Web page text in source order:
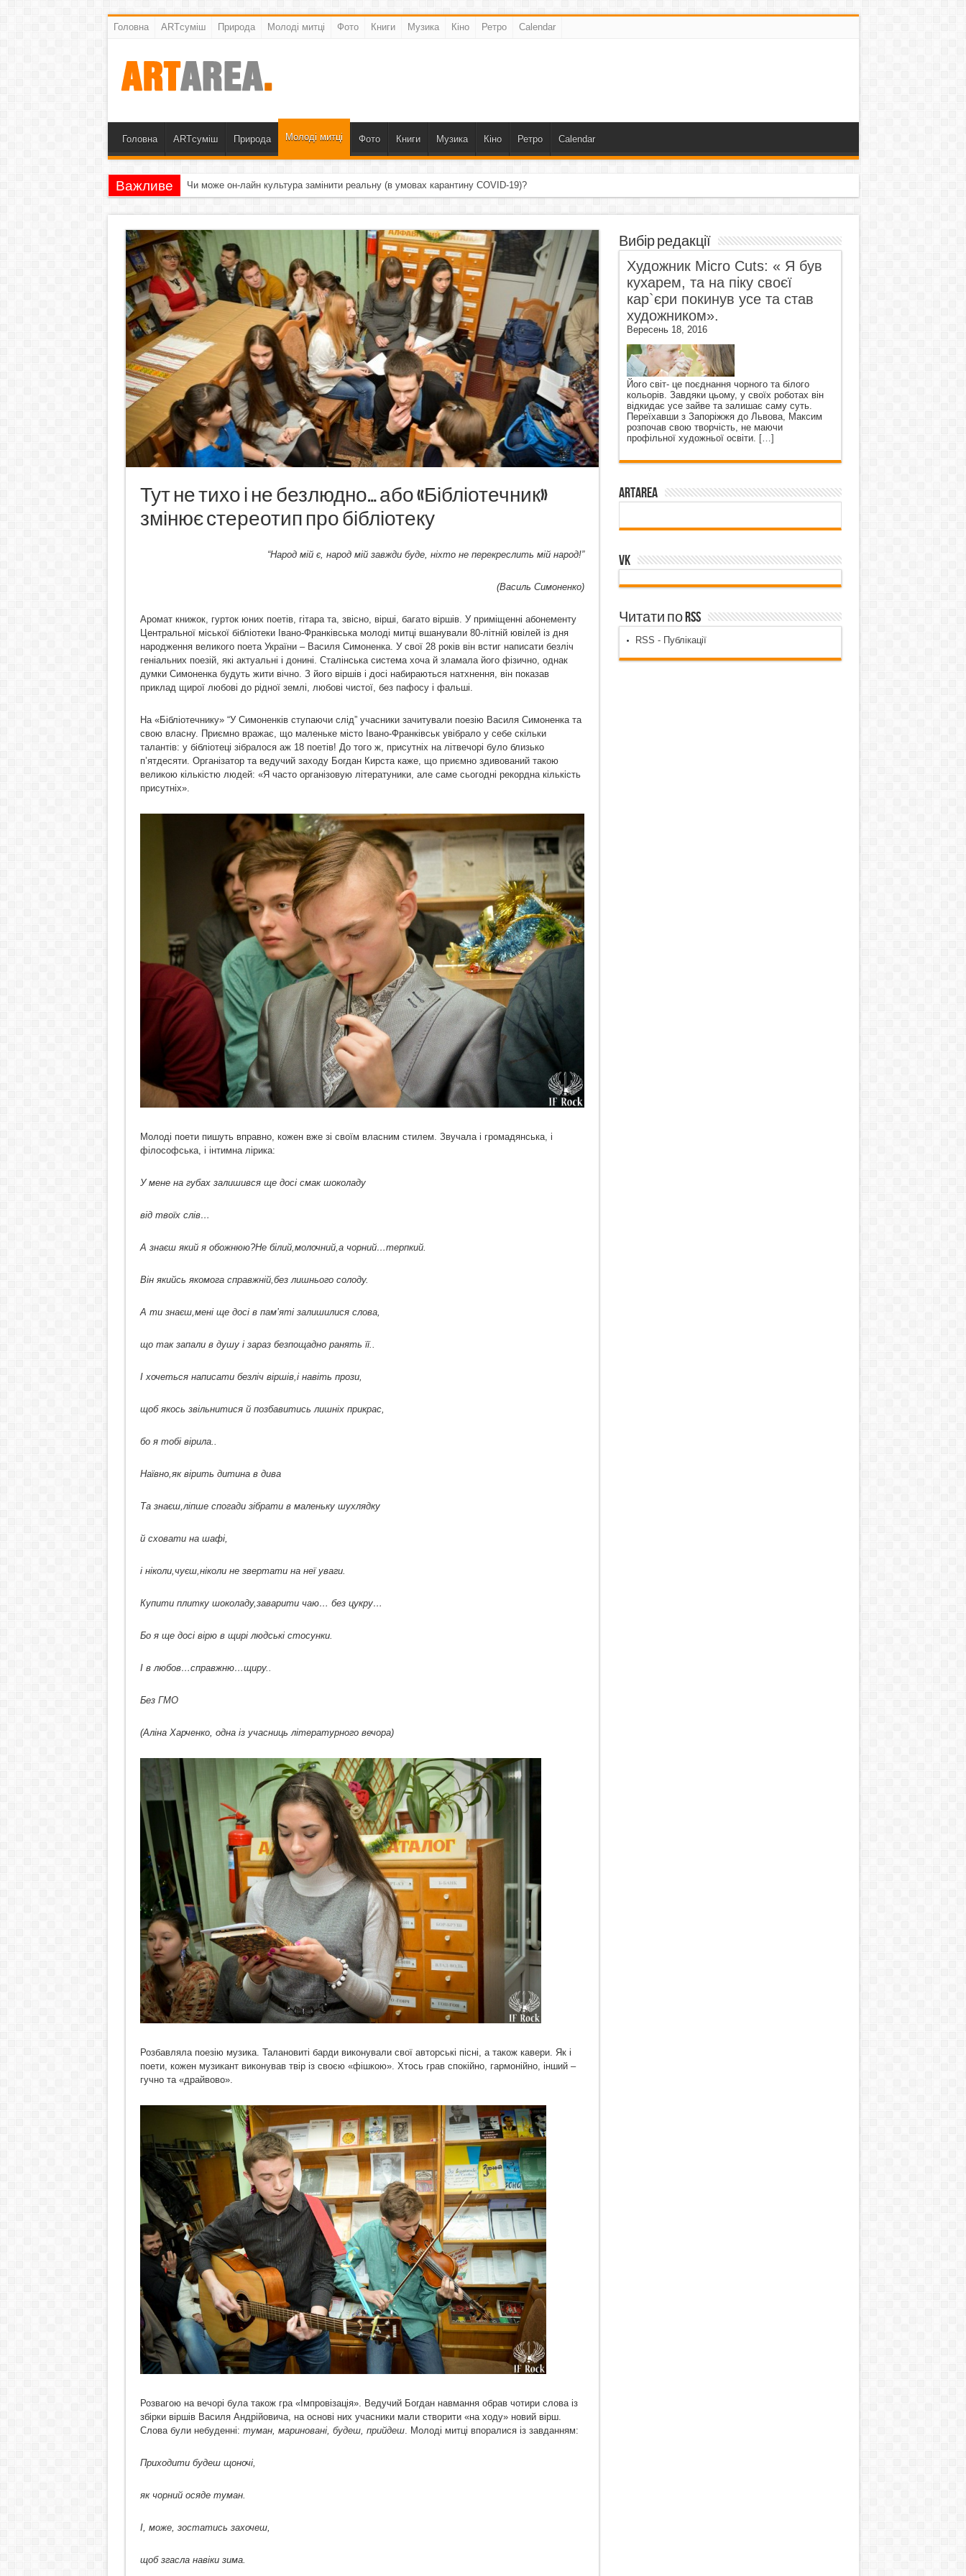
Головна ARTсуміш Природа Молоді митці Фото Книги Музика Кіно Ретро Calendar
Головна ARTсуміш Природа Молоді митці Фото Книги Музика Кіно Ретро Calendar
Важливе Чи може он-лайн культура замінити реальну (в умовах карантину COVID-19)?
Тут не тихо і не безлюдно… або «Бібліотечник»
змінює стереотип про бібліотеку
“Народ мій є, народ мій завжди буде, ніхто не перекреслить мій народ!”
(Василь Симоненко)
Аромат книжок, гурток юних поетів, гітара та, звісно, вірші, багато віршів. У приміщенні абонементу
Центральної міської бібліотеки Івано-Франківська молоді митці вшанували 80-літній ювілей із дня
народження великого поета України – Василя Симоненка. У свої 28 років він встиг написати безліч
геніальних поезій, які актуальні і донині. Сталінська система хоча й зламала його фізично, однак
думки Симоненка будуть жити вічно. З його віршів і досі набираються натхнення, він показав
приклад щирої любові до рідної землі, любові чистої, без пафосу і фальші.
На «Бібліотечнику» “У Симоненків ступаючи слід” учасники зачитували поезію Василя Симоненка та
свою власну. Приємно вражає, що маленьке місто Івано-Франківськ увібрало у себе скільки
талантів: у бібліотеці зібралося аж 18 поетів! До того ж, присутніх на літвечорі було близько
п’ятдесяти. Організатор та ведучий заходу Богдан Кирста каже, що приємно здивований такою
великою кількістю людей: «Я часто організовую літератуники, але саме сьогодні рекордна кількість
присутніх».
Молоді поети пишуть вправно, кожен вже зі своїм власним стилем. Звучала і громадянська, і
філософська, і інтимна лірика:
У мене на губах залишився ще досі смак шоколаду
від твоїх слів…
А знаєш який я обожнюю?Не білий,молочний,а чорний…терпкий.
Він якийсь якомога справжній,без лишнього солоду.
А ти знаєш,мені ще досі в пам’яті залишилися слова,
що так запали в душу і зараз безпощадно ранять її..
І хочеться написати безліч віршів,і навіть прози,
щоб якось звільнитися й позбавитись лишніх прикрас,
бо я тобі вірила..
Наївно,як вірить дитина в дива
Та знаєш,ліпше спогади зібрати в маленьку шухлядку
й сховати на шафі,
і ніколи,чуєш,ніколи не звертати на неї уваги.
Купити плитку шоколаду,заварити чаю… без цукру…
Бо я ще досі вірю в щирі людські стосунки.
І в любов…справжню…щиру..
Без ГМО
(Аліна Харченко, одна із учасниць літературного вечора)
Розбавляла поезію музика. Талановиті барди виконували свої авторські пісні, а також кавери. Як і
поети, кожен музикант виконував твір із своєю «фішкою». Хтось грав спокійно, гармонійно, інший –
гучно та «драйвово».
Розвагою на вечорі була також гра «Імпровізація». Ведучий Богдан навмання обрав чотири слова із
збірки віршів Василя Андрійовича, на основі них учасники мали створити «на ходу» новий вірш.
Слова були небуденні: туман, мариновані, будеш, прийдеш. Молоді митці впоралися із завданням:
Приходити будеш щоночі,
як чорний осяде туман.
І, може, зостатись захочеш,
щоб згасла навіки зима.
Вибір редакції
Художник Micro Cuts: « Я був
кухарем, та на піку своєї
кар`єри покинув усе та став
художником».
Вересень 18, 2016
Його світ- це поєднання чорного та білого
кольорів. Завдяки цьому, у своїх роботах він
відкидає усе зайве та залишає саму суть.
Переїхавши з Запоріжжя до Львова, Максим
розпочав свою творчість, не маючи
профільної художньої освіти. […]
ArtArea
VK
Читати по RSS
RSS - Публікації